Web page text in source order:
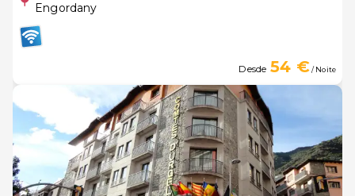
Engordany
Desde 54 €/ Noite